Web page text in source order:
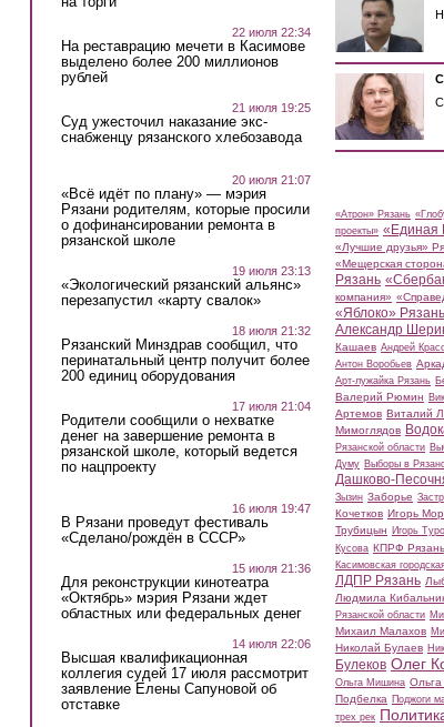
22 июля 22:34
На реставрацию мечети в Касимове
выделено более 200 миллионов
рублей
21 июля 19:25
Суд ужесточил наказание экс-
снабженцу рязанского хлебозавода
20 июля 21:07
«Всё идёт по плану» — мэрия
Рязани родителям, которые просили
о дофинансировании ремонта в
рязанской школе
19 июля 23:13
«Экологический рязанский альянс»
перезапустил «карту свалок»
18 июля 21:32
Рязанский Минздрав сообщил, что
перинатальный центр получит более
200 единиц оборудования
17 июля 21:04
Родители сообщили о нехватке
денег на завершение ремонта в
рязанской школе, который ведется
по нацпроекту
16 июля 19:47
В Рязани проведут фестиваль
«Сделано/рождён в СССР»
15 июля 21:36
Для реконструкции кинотеатра
«Октябрь» мэрия Рязани ждет
областных или федеральных денег
14 июля 22:06
Высшая квалификационная
коллегия судей 17 июля рассмотрит
заявление Елены Сапуновой об
отставке
«Атрон» Рязань
проекты» «Единая
«Лучшие друзья»
«Мещерская
Рязань
компания»
«Яблоко» Рязань
Александр
Кашаев Андрей
Антон Воробьев
Арт-лужайка Рязань
Валерий Рюмин
Артемов Виталий
Мимоглядов
Рязанской области
Думу Выборы в
Дашково-
Зызин Заборье
Кочетков Игорь
Трубицын Игорь
Кусова КПРФ Рязань
Касимовская
ЛДПР Рязань
Людмила
Рязанской области
Михаил Малахов
Николай Булаев
Булеков Олег
Ольга Мишина Ольга
Подбелка Поджоги
трех рек